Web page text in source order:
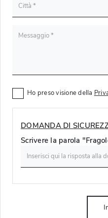
Ho preso visione della
DOMANDA DI
Scrivere la parola